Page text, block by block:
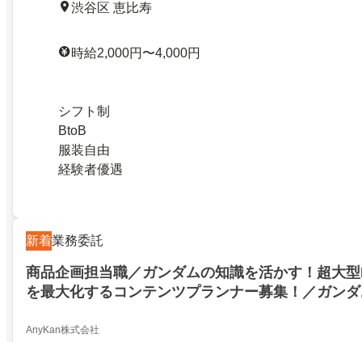
渋谷区 恵比寿
時給2,000円〜4,000円
シフト制
BtoB
服装自由
経験者優遇
新着業務委託
商品企画担当職／ガンダムの知識を活かす！超大
を最大化するコンテンツプランナー募集！／ガン
集！／27747987
AnyKan株式会社